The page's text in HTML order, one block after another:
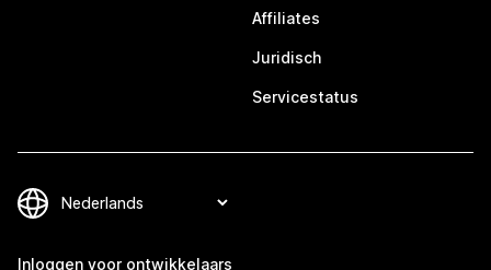
Affiliates
Juridisch
Servicestatus
Inloggen voor ontwikkelaars